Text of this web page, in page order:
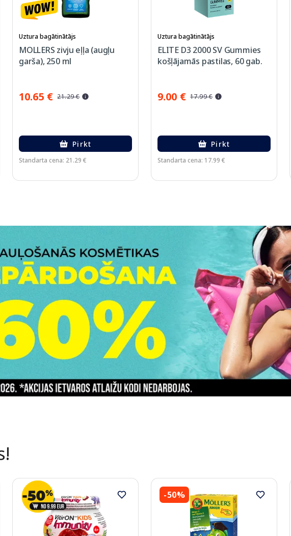
Uztura bagātinātājs
MOLLERS zivju eļļa (augļu
garša), 250 ml
10.65 € 21.29 €
Pirkt
Standarta cena: 21.29 €
Uztura bagātinātājs
ELITE D3 2000 SV Gummies
košļājamās pastilas, 60 gab.
9.00 € 17.99 €
Pirkt
Standarta cena: 17.99 €
-50%